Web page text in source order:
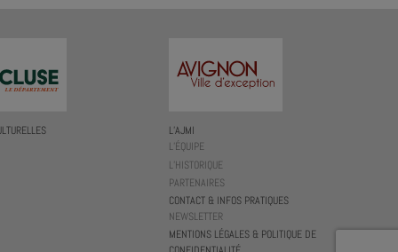
L’AJMI
L’ÉQUIPE
L’HISTORIQUE
PARTENAIRES
CONTACT & INFOS PRATIQUES
NEWSLETTER
MENTIONS LÉGALES & POLITIQUE DE